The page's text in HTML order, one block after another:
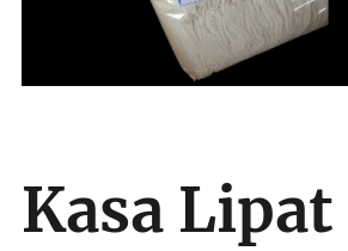
Kasa Lipat